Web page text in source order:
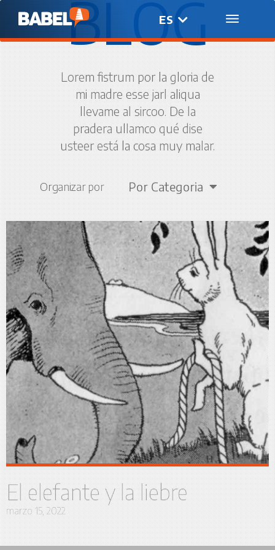
ES
EN
BLOG
Lorem fistrum por la gloria de
mi madre esse jarl aliqua
llevame al sircoo. De la
pradera ullamco qué dise
usteer está la cosa muy malar.
Organizar por Por Categoria
El elefante y la liebre
marzo 15, 2022